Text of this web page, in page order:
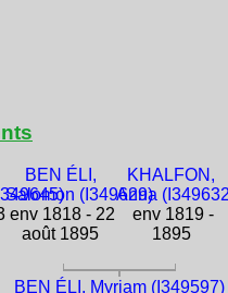
BEN ÉLI,
Salomon (I349629)
env 1818 - 22
août 1895
KHALFON,
Anna
env 1819 -
1895
BEN ÉLI, Myriam (I349597)